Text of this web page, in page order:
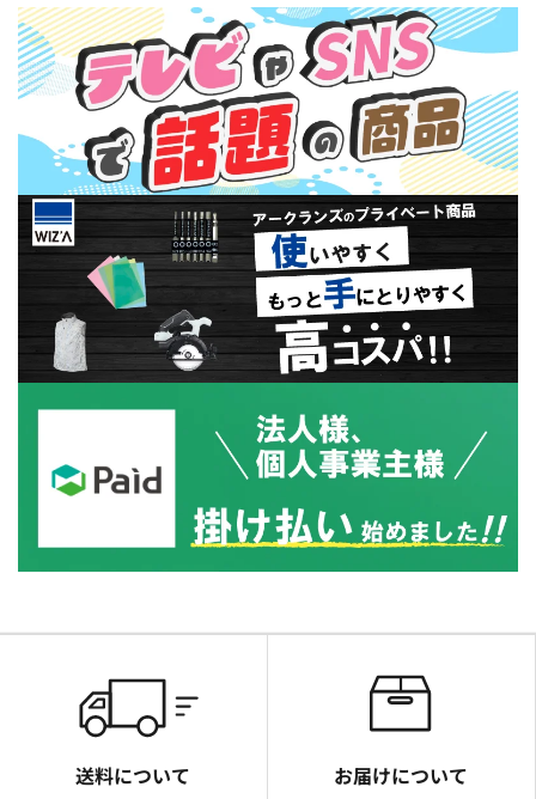
送料について お届けについて